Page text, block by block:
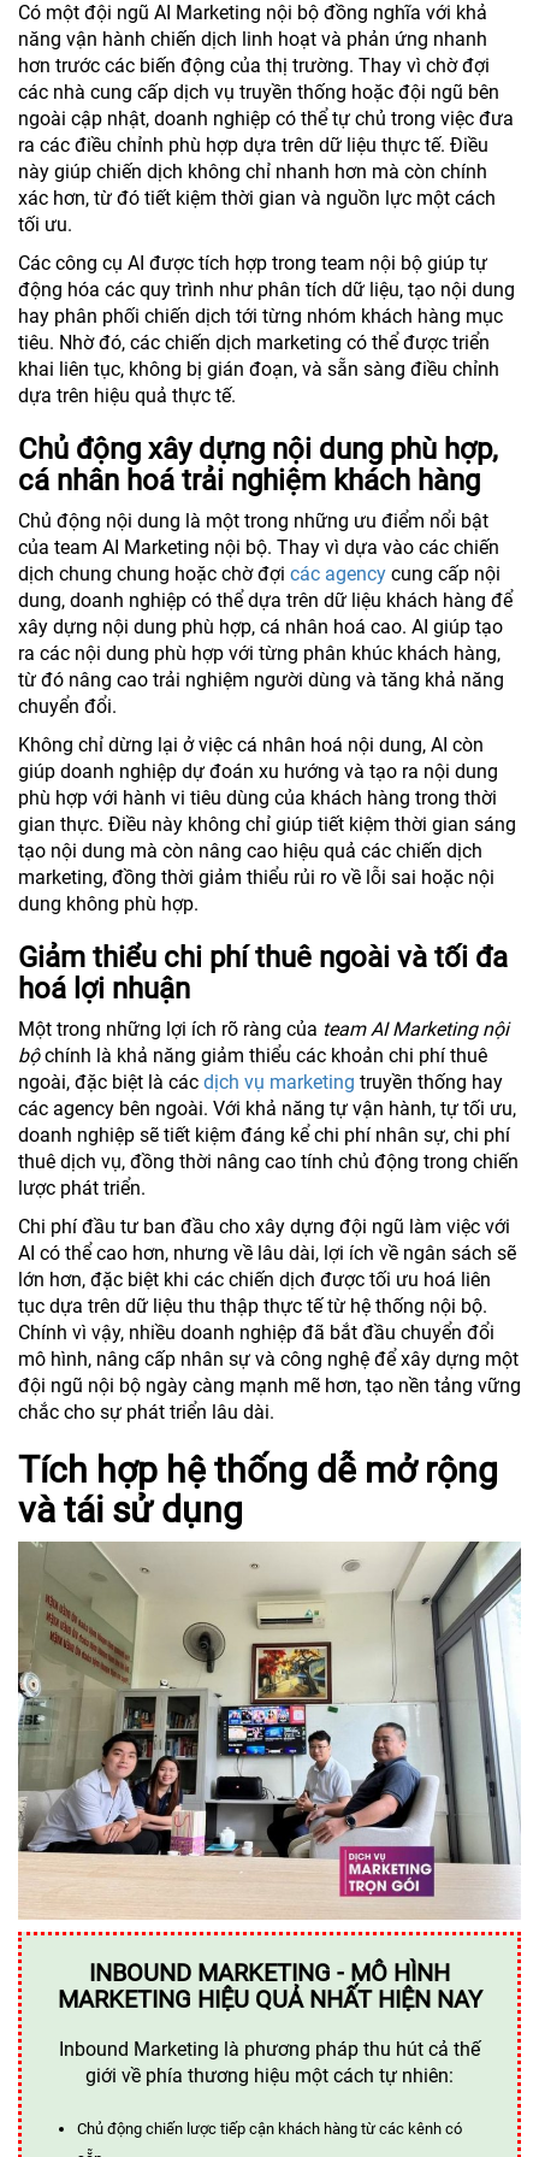
Có một đội ngũ AI Marketing nội bộ đồng nghĩa với khả
năng vận hành chiến dịch linh hoạt và phản ứng nhanh
hơn trước các biến động của thị trường. Thay vì chờ đợi
các nhà cung cấp dịch vụ truyền thống hoặc đội ngũ bên
ngoài cập nhật, doanh nghiệp có thể tự chủ trong việc đưa
ra các điều chỉnh phù hợp dựa trên dữ liệu thực tế. Điều
này giúp chiến dịch không chỉ nhanh hơn mà còn chính
xác hơn, từ đó tiết kiệm thời gian và nguồn lực một cách
tối ưu.
Các công cụ AI được tích hợp trong team nội bộ giúp tự
động hóa các quy trình như phân tích dữ liệu, tạo nội dung
hay phân phối chiến dịch tới từng nhóm khách hàng mục
tiêu. Nhờ đó, các chiến dịch marketing có thể được triển
khai liên tục, không bị gián đoạn, và sẵn sàng điều chỉnh
dựa trên hiệu quả thực tế.
Chủ động xây dựng nội dung phù hợp,
cá nhân hoá trải nghiệm khách hàng
Chủ động nội dung là một trong những ưu điểm nổi bật
của team AI Marketing nội bộ. Thay vì dựa vào các chiến
dịch chung chung hoặc chờ đợi các agency cung cấp nội
dung, doanh nghiệp có thể dựa trên dữ liệu khách hàng để
xây dựng nội dung phù hợp, cá nhân hoá cao. AI giúp tạo
ra các nội dung phù hợp với từng phân khúc khách hàng,
từ đó nâng cao trải nghiệm người dùng và tăng khả năng
chuyển đổi.
Không chỉ dừng lại ở việc cá nhân hoá nội dung, AI còn
giúp doanh nghiệp dự đoán xu hướng và tạo ra nội dung
phù hợp với hành vi tiêu dùng của khách hàng trong thời
gian thực. Điều này không chỉ giúp tiết kiệm thời gian sáng
tạo nội dung mà còn nâng cao hiệu quả các chiến dịch
marketing, đồng thời giảm thiểu rủi ro về lỗi sai hoặc nội
dung không phù hợp.
Giảm thiểu chi phí thuê ngoài và tối đa
hoá lợi nhuận
Một trong những lợi ích rõ ràng của team AI Marketing nội
bộchính là khả năng giảm thiểu các khoản chi phí thuê
ngoài, đặc biệt là các dịch vụ marketing truyền thống hay
các agency bên ngoài. Với khả năng tự vận hành, tự tối ưu,
doanh nghiệp sẽ tiết kiệm đáng kể chi phí nhân sự, chi phí
thuê dịch vụ, đồng thời nâng cao tính chủ động trong chiến
lược phát triển.
Chi phí đầu tư ban đầu cho xây dựng đội ngũ làm việc với
AI có thể cao hơn, nhưng về lâu dài, lợi ích về ngân sách sẽ
lớn hơn, đặc biệt khi các chiến dịch được tối ưu hoá liên
tục dựa trên dữ liệu thu thập thực tế từ hệ thống nội bộ.
Chính vì vậy, nhiều doanh nghiệp đã bắt đầu chuyển đổi
mô hình, nâng cấp nhân sự và công nghệ để xây dựng một
đội ngũ nội bộ ngày càng mạnh mẽ hơn, tạo nền tảng vững
chắc cho sự phát triển lâu dài.
Tích hợp hệ thống dễ mở rộng
và tái sử dụng
INBOUND MARKETING - MÔ HÌNH
MARKETING HIỆU QUẢ NHẤT HIỆN NAY
Inbound Marketing là phương pháp thu hút cả thế
giới về phía thương hiệu một cách tự nhiên:
Chủ động chiến lược tiếp cận khách hàng từ các kênh có